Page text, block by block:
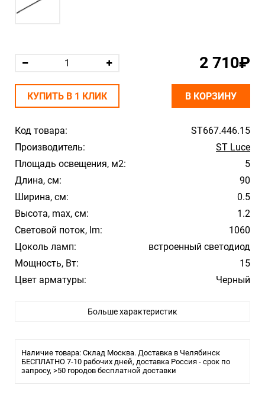
Код товара:
ST667.446.15
Производитель:
ST Luce
Площадь освещения, м2:
5
Длина, см:
90
Ширина, см:
0.5
Высота, max, см:
1.2
Световой поток, lm:
1060
Цоколь ламп:
встроенный светодиод
Мощность, Вт:
15
Цвет арматуры:
Черный
Материал плафона/абажура:
Тип крепления:
Шинопровод (трек)
Больше характеристик
Наличие товара: Склад Москва. Доставка в Челябинск
БЕСПЛАТНО 7-10 рабочих дней, доставка Россия - срок по
запросу, >50 городов бесплатной доставки
2 710₽
КУПИТЬ В 1 КЛИК В КОРЗИНУ